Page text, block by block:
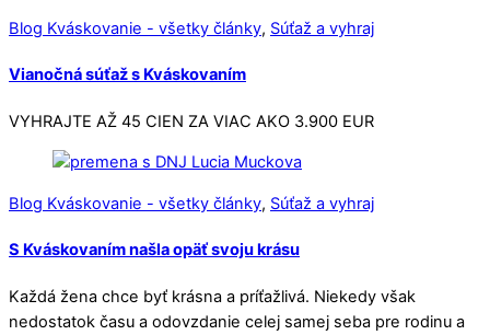
Blog Kváskovanie - všetky články, Súťaž a vyhraj
Vianočná súťaž s Kváskovaním
VYHRAJTE AŽ 45 CIEN ZA VIAC AKO 3.900 EUR
Blog Kváskovanie - všetky články, Súťaž a vyhraj
S Kváskovaním našla opäť svoju krásu
Každá žena chce byť krásna a príťažlivá. Niekedy však
nedostatok času a odovzdanie celej samej seba pre rodinu a